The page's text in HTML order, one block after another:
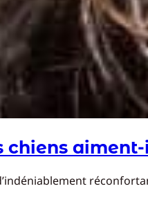
chiens